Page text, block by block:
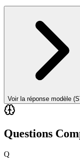
Voir la réponse modèle
Questions
Q